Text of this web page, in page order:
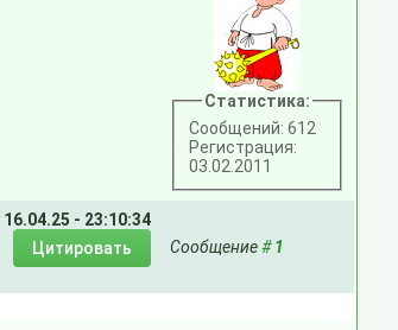
Статистика:
Сообщений: 612
Регистрация:
03.02.2011
16.04.25 - 23:10:34
Сообщение#1